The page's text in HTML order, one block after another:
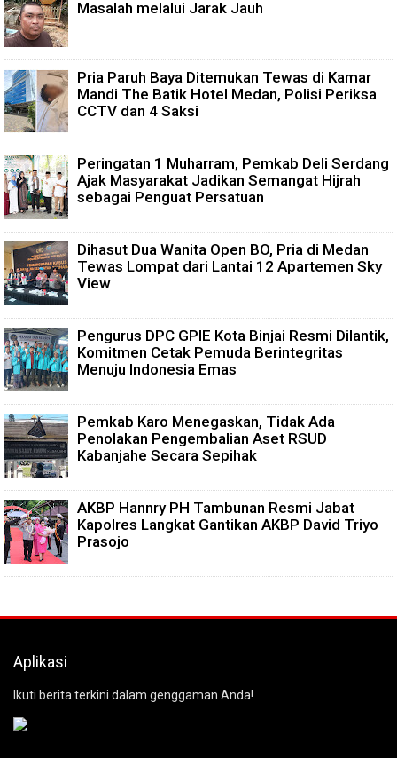
Masalah melalui Jarak Jauh
Pria Paruh Baya Ditemukan Tewas di Kamar
Mandi The Batik Hotel Medan, Polisi Periksa
CCTV dan 4 Saksi
Peringatan 1 Muharram, Pemkab Deli Serdang
Ajak Masyarakat Jadikan Semangat Hijrah
sebagai Penguat Persatuan
Dihasut Dua Wanita Open BO, Pria di Medan
Tewas Lompat dari Lantai 12 Apartemen Sky
View
Pengurus DPC GPIE Kota Binjai Resmi Dilantik,
Komitmen Cetak Pemuda Berintegritas
Menuju Indonesia Emas
Pemkab Karo Menegaskan, Tidak Ada
Penolakan Pengembalian Aset RSUD
Kabanjahe Secara Sepihak
AKBP Hannry PH Tambunan Resmi Jabat
Kapolres Langkat Gantikan AKBP David Triyo
Prasojo
Aplikasi
Ikuti berita terkini dalam genggaman Anda!